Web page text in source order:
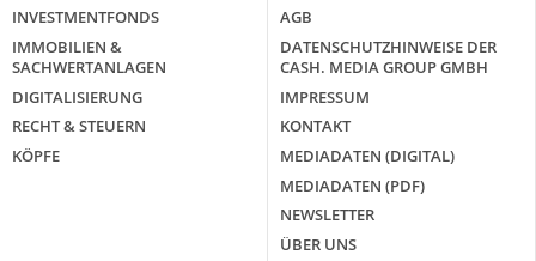
INVESTMENTFONDS
IMMOBILIEN &
SACHWERTANLAGEN
DIGITALISIERUNG
RECHT & STEUERN
KÖPFE
AGB
DATENSCHUTZHINWEISE DER
CASH. MEDIA GROUP GMBH
IMPRESSUM
KONTAKT
MEDIADATEN (DIGITAL)
MEDIADATEN (PDF)
NEWSLETTER
ÜBER UNS